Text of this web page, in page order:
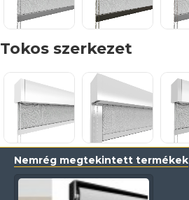
Tokos szerkezet
Nemrég megtekintett termékek